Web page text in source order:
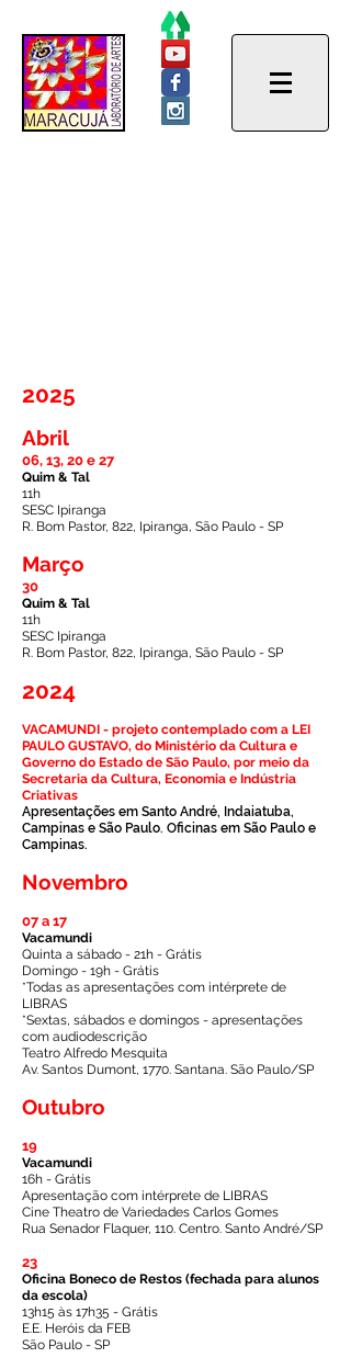
2025
Abril
06, 13, 20 e 27
Quim & Tal
11h
SESC Ipiranga
R. Bom Pastor, 822, Ipiranga, São Paulo - SP
Março
30
Quim & Tal
11h
SESC Ipiranga
R. Bom Pastor, 822, Ipiranga, São Paulo - SP
2024
VACAMUNDI - projeto contemplado com a LEI
PAULO GUSTAVO, do Ministério da Cultura e
Governo do Estado de São Paulo, por meio da
Secretaria da Cultura, Economia e Indústria
Criativas
Apresentações em Santo André, Indaiatuba,
Campinas e São Paulo. Oficinas em São Paulo e
Campinas.
Novembro
07 a 17
Vacamundi
Quinta a sábado - 21h - Grátis
Domingo - 19h - Grátis
*Todas as apresentações com intérprete de
LIBRAS
*Sextas, sábados e domingos - apresentações
com audiodescrição
Teatro Alfredo Mesquita
Av. Santos Dumont, 1770. Santana. São Paulo/SP
Outubro
19
Vacamundi
16h - Grátis
Apresentação com intérprete de LIBRAS
Cine Theatro de Variedades Carlos Gomes
Rua Senador Flaquer, 110. Centro. Santo André/SP
23
Oficina Boneco de Restos (fechada para alunos
da escola)
13h15 às 17h35 - Grátis
E.E. Heróis da FEB
São Paulo - SP